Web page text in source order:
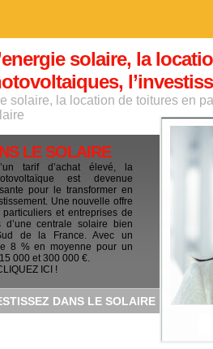
solaire, la
solaire, la location de toitures en
LE SOLAIRE
tarif d’achat élevé, la
est devenue
pour le transformer en
Une nouvelle offre
et entreprises de
d’une centrale solaire bien
de la France. Avec un
8 % en moyenne pour un
000 et 300 000 €.
ICI !
DANS LE SOLAIRE